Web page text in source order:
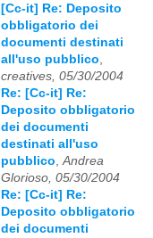
[Cc-it] Re: Deposito
obbligatorio dei
documenti destinati
all'uso pubblico,
creatives, 05/30/2004
Re: [Cc-it] Re:
Deposito obbligatorio
dei documenti
destinati all'uso
pubblico,Andrea
Glorioso, 05/30/2004
Re: [Cc-it] Re:
Deposito obbligatorio
dei documenti